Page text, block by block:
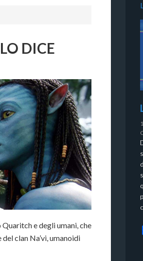
DICE
e degli umani, che
clan Na’vi, umanoidi